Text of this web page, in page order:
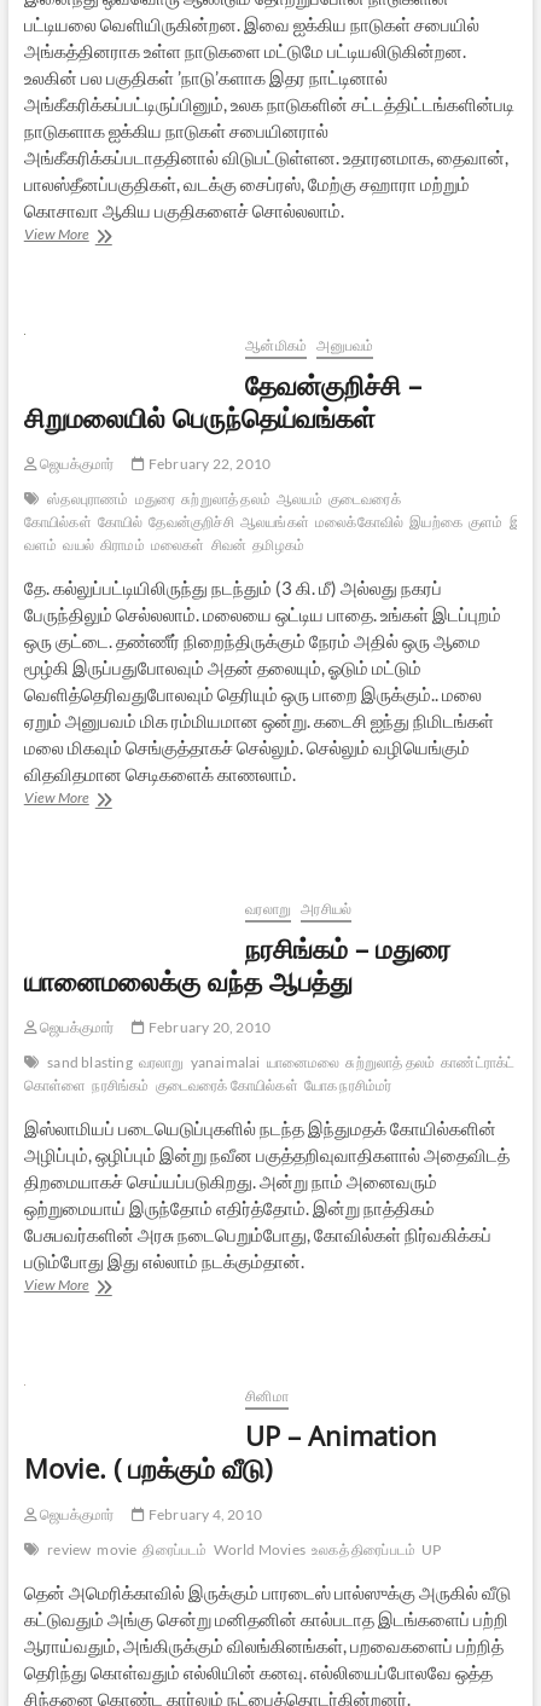
பட்டியலை வெளியிருகின்றன. இவை ஐக்கிய நாடுகள் சபையில்
அங்கத்தினராக உள்ள நாடுகளை மட்டுமே பட்டியலிடுகின்றன.
உலகின் பல பகுதிகள் ’நாடு’களாக இதர நாட்டினால்
அங்கீகரிக்கப்பட்டிருப்பினும், உலக நாடுகளின் சட்டத்திட்டங்களின்படி
நாடுகளாக ஐக்கிய நாடுகள் சபையினரால்
அங்கீகரிக்கப்படாததினால் விடுபட்டுள்ளன. உதாரனமாக, தைவான்,
பாலஸ்தீனப்பகுதிகள், வடக்கு சைப்ரஸ், மேற்கு சஹாரா மற்றும்
கொசாவா ஆகிய பகுதிகளைச் சொல்லலாம்.
View Moreதோற்றுப்போன
ஆன்மிகம் அனுபவம்
தேவன்குறிச்சி –
சிறுமலையில் பெருந்தெய்வங்கள்
ஜெயக்குமார்
February 22, 2010
ஸ்தலபுராணம் மதுரை சுற்றுலாத் தலம் ஆலயம் குடைவரைக்
கோயில்கள் கோயில் தேவன்குறிச்சி ஆலயங்கள் மலைக்கோவில் இயற்கை குளம்
வளம் வயல் கிராமம் மலைகள் சிவன் தமிழகம்
தே. கல்லுப்பட்டியிலிருந்து நடந்தும் (3 கி. மீ) அல்லது நகரப்
பேருந்திலும் செல்லலாம். மலையை ஒட்டிய பாதை. உங்கள் இடப்புறம்
ஒரு குட்டை. தண்ணீர் நிறைந்திருக்கும் நேரம் அதில் ஒரு ஆமை
மூழ்கி இருப்பதுபோலவும் அதன் தலையும், ஓடும் மட்டும்
வெளித்தெரிவதுபோலவும் தெரியும் ஒரு பாறை இருக்கும்.. மலை
ஏறும் அனுபவம் மிக ரம்மியமான ஒன்று. கடைசி ஐந்து நிமிடங்கள்
மலை மிகவும் செங்குத்தாகச் செல்லும். செல்லும் வழியெங்கும்
விதவிதமான செடிகளைக் காணலாம்.
View Moreதேவன்குறிச்சி
வரலாறு அரசியல்
நரசிங்கம் – மதுரை
யானைமலைக்கு வந்த ஆபத்து
ஜெயக்குமார்
February 20, 2010
sand blasting வரலாறு yanaimalai யானைமலை சுற்றுலாத் தலம் காண்ட்ராக்ட்
கொள்ளை நரசிங்கம் குடைவரைக் கோயில்கள் யோக நரசிம்மர்
இஸ்லாமியப் படையெடுப்புகளில் நடந்த இந்துமதக் கோயில்களின்
அழிப்பும், ஒழிப்பும் இன்று நவீன பகுத்தறிவுவாதிகளால் அதைவிடத்
திறமையாகச் செய்யப்படுகிறது. அன்று நாம் அனைவரும்
ஒற்றுமையாய் இருந்தோம் எதிர்த்தோம். இன்று நாத்திகம்
பேசுபவர்களின் அரசு நடைபெறும்போது, கோவில்கள் நிர்வகிக்கப்
படும்போது இது எல்லாம் நடக்கும்தான்.
View Moreநரசிங்கம்
சினிமா
UP – Animation
Movie. ( பறக்கும் வீடு)
ஜெயக்குமார்
February 4, 2010
review movie திரைப்படம் World Movies உலகத் திரைப்படம் UP
தென் அமெரிக்காவில் இருக்கும் பாரடைஸ் பால்ஸுக்கு அருகில் வீடு
கட்டுவதும் அங்கு சென்று மனிதனின் கால்படாத இடங்களைப் பற்றி
ஆராய்வதும், அங்கிருக்கும் விலங்கினங்கள், பறவைகளைப் பற்றித்
தெரிந்து கொள்வதும் எல்லியின் கனவு. எல்லியைப்போலவே ஒத்த
சிந்தனை கொண்ட கார்லும் நட்பைத்தொடர்கின்றனர்.